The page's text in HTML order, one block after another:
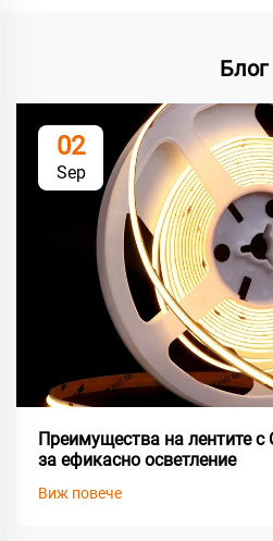
Блог
02
Sep
Преимущества на лентите с
за ефикасно осветление
Виж повече